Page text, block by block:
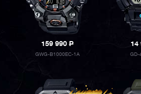
159 990P
GWG-B1000EC-1A
14
GD-